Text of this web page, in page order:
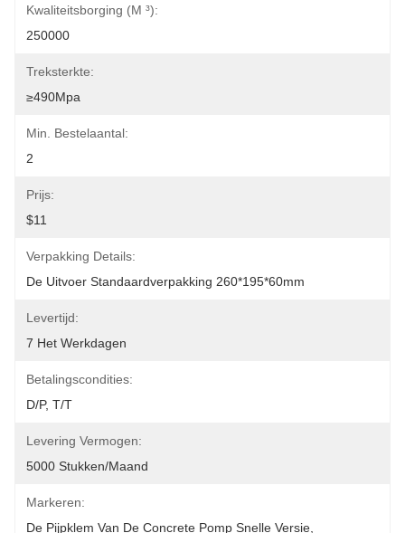
Kwaliteitsborging (m ³):
250000
Treksterkte:
≥490Mpa
Min. Bestelaantal:
2
Prijs:
$11
Verpakking Details:
De Uitvoer Standaardverpakking 260*195*60mm
Levertijd:
7 Het Werkdagen
Betalingscondities:
D/P, T/T
Levering Vermogen:
5000 Stukken/maand
Markeren:
De Pijpklem Van De Concrete Pomp Snelle Versie